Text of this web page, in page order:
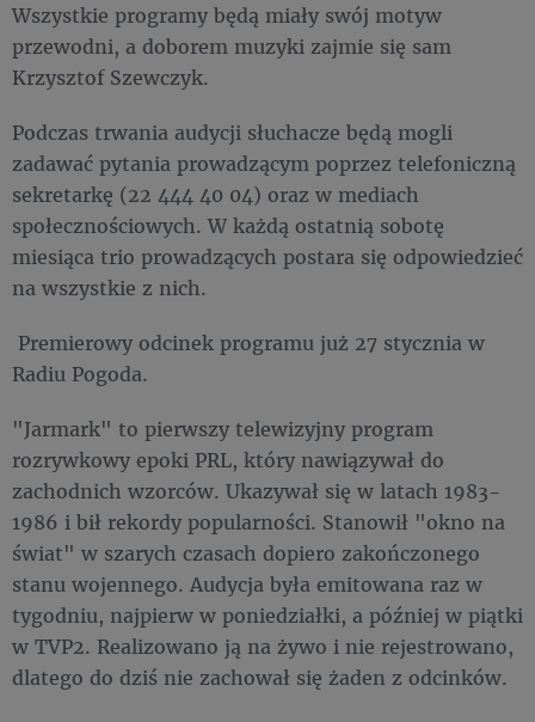
Wszystkie programy będą miały swój motyw
przewodni, a doborem muzyki zajmie się sam
Krzysztof Szewczyk.
Podczas trwania audycji słuchacze będą mogli
zadawać pytania prowadzącym poprzez telefoniczną
sekretarkę (22 444 40 04) oraz w mediach
społecznościowych. W każdą ostatnią sobotę
miesiąca trio prowadzących postara się odpowiedzieć
na wszystkie z nich.
Premierowy odcinek programu już 27 stycznia w
Radiu Pogoda.
"Jarmark" to pierwszy telewizyjny program
rozrywkowy epoki PRL, który nawiązywał do
zachodnich wzorców. Ukazywał się w latach 1983-
1986 i bił rekordy popularności. Stanowił "okno na
świat" w szarych czasach dopiero zakończonego
stanu wojennego. Audycja była emitowana raz w
tygodniu, najpierw w poniedziałki, a później w piątki
w TVP2. Realizowano ją na żywo i nie rejestrowano,
dlatego do dziś nie zachował się żaden z odcinków.